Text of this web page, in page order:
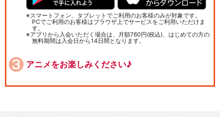
スマートフォン、タブレットでご利用のお客様のみが対象です。
PCでご利用のお客様はブラウザ上でサービスをご利用いただけま
す。
アプリから入会いただく場合は、月額760円(税込)、はじめての方の
無料期間は入会日から14日間となります。
アニメをお楽しみください♪